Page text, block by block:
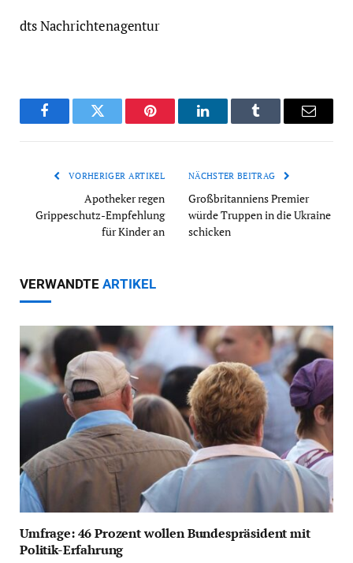
dts Nachrichtenagentur
FacebookTwitter Pinterest LinkedInTumblr Email
VORHERIGER ARTIKEL
Apotheker regen
Grippeschutz-Empfehlung
für Kinder an
NÄCHSTER BEITRAG
Großbritanniens Premier
würde Truppen in die Ukraine
schicken
VERWANDTE ARTIKEL
Umfrage: 46 Prozent wollen Bundespräsident mit
Politik-Erfahrung